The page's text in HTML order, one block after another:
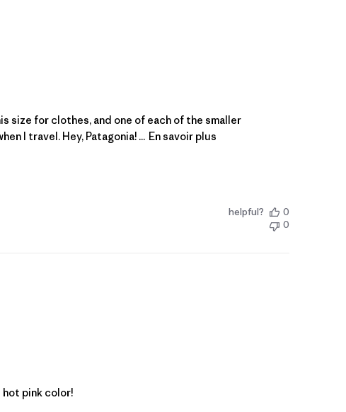
size for clothes, and one of each of the smaller
I travel. Hey, Patagonia! ... En savoir plus
helpful?
0
0
hot pink color!